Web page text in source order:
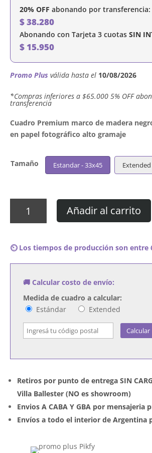
20% OFF abonando por transferencia:
$38.280
Abonando con Tarjeta 3 cuotas SIN
$ 15.950
Promo Plus válida hasta el 10/08/2026
´*Compras inferiores a $65.000 5% OFF
transferencia
Cuadro Premium marco de madera
en papel fotográfico alto gramaje
Tamaño Estandar - 33x45
Texas
on
Board
Añadir al carrito
⏲️ Los tiempos de producción son entre
🚚 Calcular costo de envío:
Medida de cuadro a calcular:
Estándar
Extended
Calcular
Retiros por punto de entrega SIN
Villa Ballester (NO es showroom)
Envios A CABA Y GBA por mensajeria
Envíos a todo el interior de Argentina